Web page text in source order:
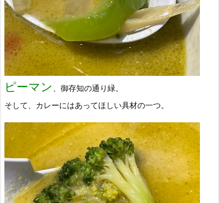
ピーマン
、御存知の通り緑。
そして、カレーにはあってほしい具材の一つ。